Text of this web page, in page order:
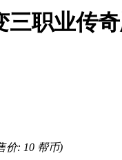
职业传
价: 10 帮币)